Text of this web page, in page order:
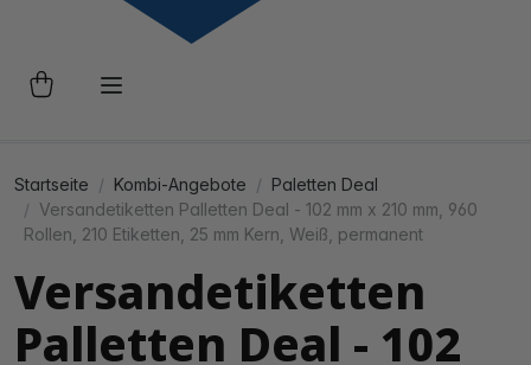
Startseite Kombi-Angebote
Paletten Deal
Versandetiketten Palletten Deal - 102 mm x 210 mm, 960
Rollen, 210 Etiketten, 25 mm Kern, Weiß, permanent
Versandetiketten
Palletten Deal - 102